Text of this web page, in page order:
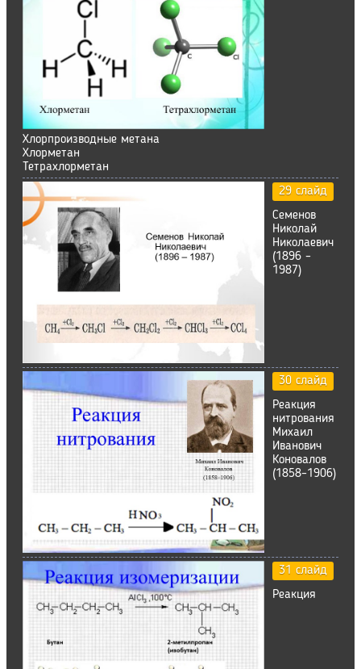
Хлорпроизводные метана
Хлорметан
Тетрахлорметан
29 слайд
Семенов
Николай
Николаевич
(1896 –
1987)
30 слайд
Реакция
нитрования
Михаил
Иванович
Коновалов
(1858–1906)
31 слайд
Реакция